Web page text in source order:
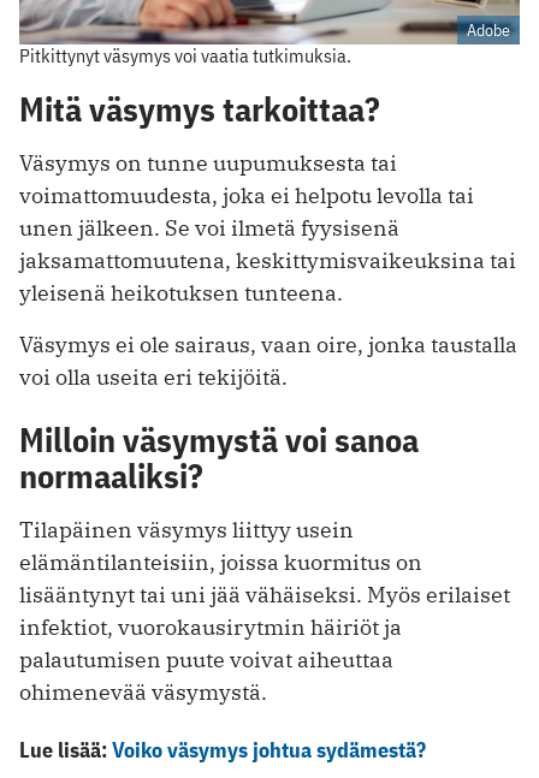
Adobe
Pitkittynyt väsymys voi vaatia tutkimuksia.
Mitä väsymys tarkoittaa?
Väsymys on tunne uupumuksesta tai
voimattomuudesta, joka ei helpotu levolla tai
unen jälkeen. Se voi ilmetä fyysisenä
jaksamattomuutena, keskittymisvaikeuksina tai
yleisenä heikotuksen tunteena.
Väsymys ei ole sairaus, vaan oire, jonka taustalla
voi olla useita eri tekijöitä.
Milloin väsymystä voi sanoa
normaaliksi?
Tilapäinen väsymys liittyy usein
elämäntilanteisiin, joissa kuormitus on
lisääntynyt tai uni jää vähäiseksi. Myös erilaiset
infektiot, vuorokausirytmin häiriöt ja
palautumisen puute voivat aiheuttaa
ohimenevää väsymystä.
Lue lisää:Voiko väsymys johtua sydämestä?